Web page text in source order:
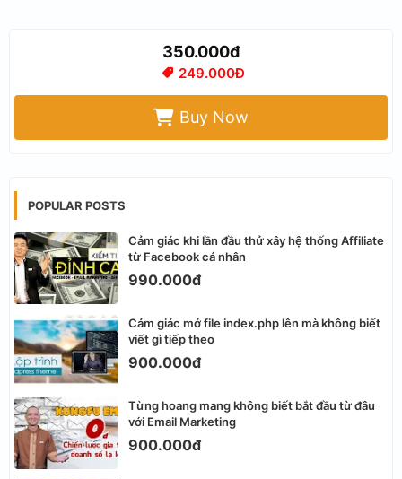
350.000đ
249.000Đ
Buy Now
POPULAR POSTS
Cảm giác khi lần đầu thử xây hệ thống Affiliate
từ Facebook cá nhân
990.000đ
Cảm giác mở file index.php lên mà không biết
viết gì tiếp theo
900.000đ
Từng hoang mang không biết bắt đầu từ đâu
với Email Marketing
900.000đ